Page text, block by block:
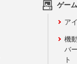
ゲー
ア
機
バ
ト